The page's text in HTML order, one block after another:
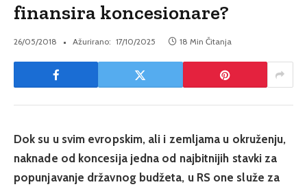
finansira koncesionare?
26/05/2018 Ažurirano: 17/10/2025 18 Min Čitanja
Dok su u svim evropskim, ali i zemljama u okruženju,
naknade od koncesija jedna od najbitnijih stavki za
popunjavanje državnog budžeta, u RS one služe za